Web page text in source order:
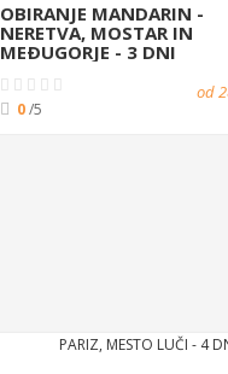
OBIRANJE MANDARIN -
NERETVA, MOSTAR IN
MEÐUGORJE - 3 DNI
0/5
od